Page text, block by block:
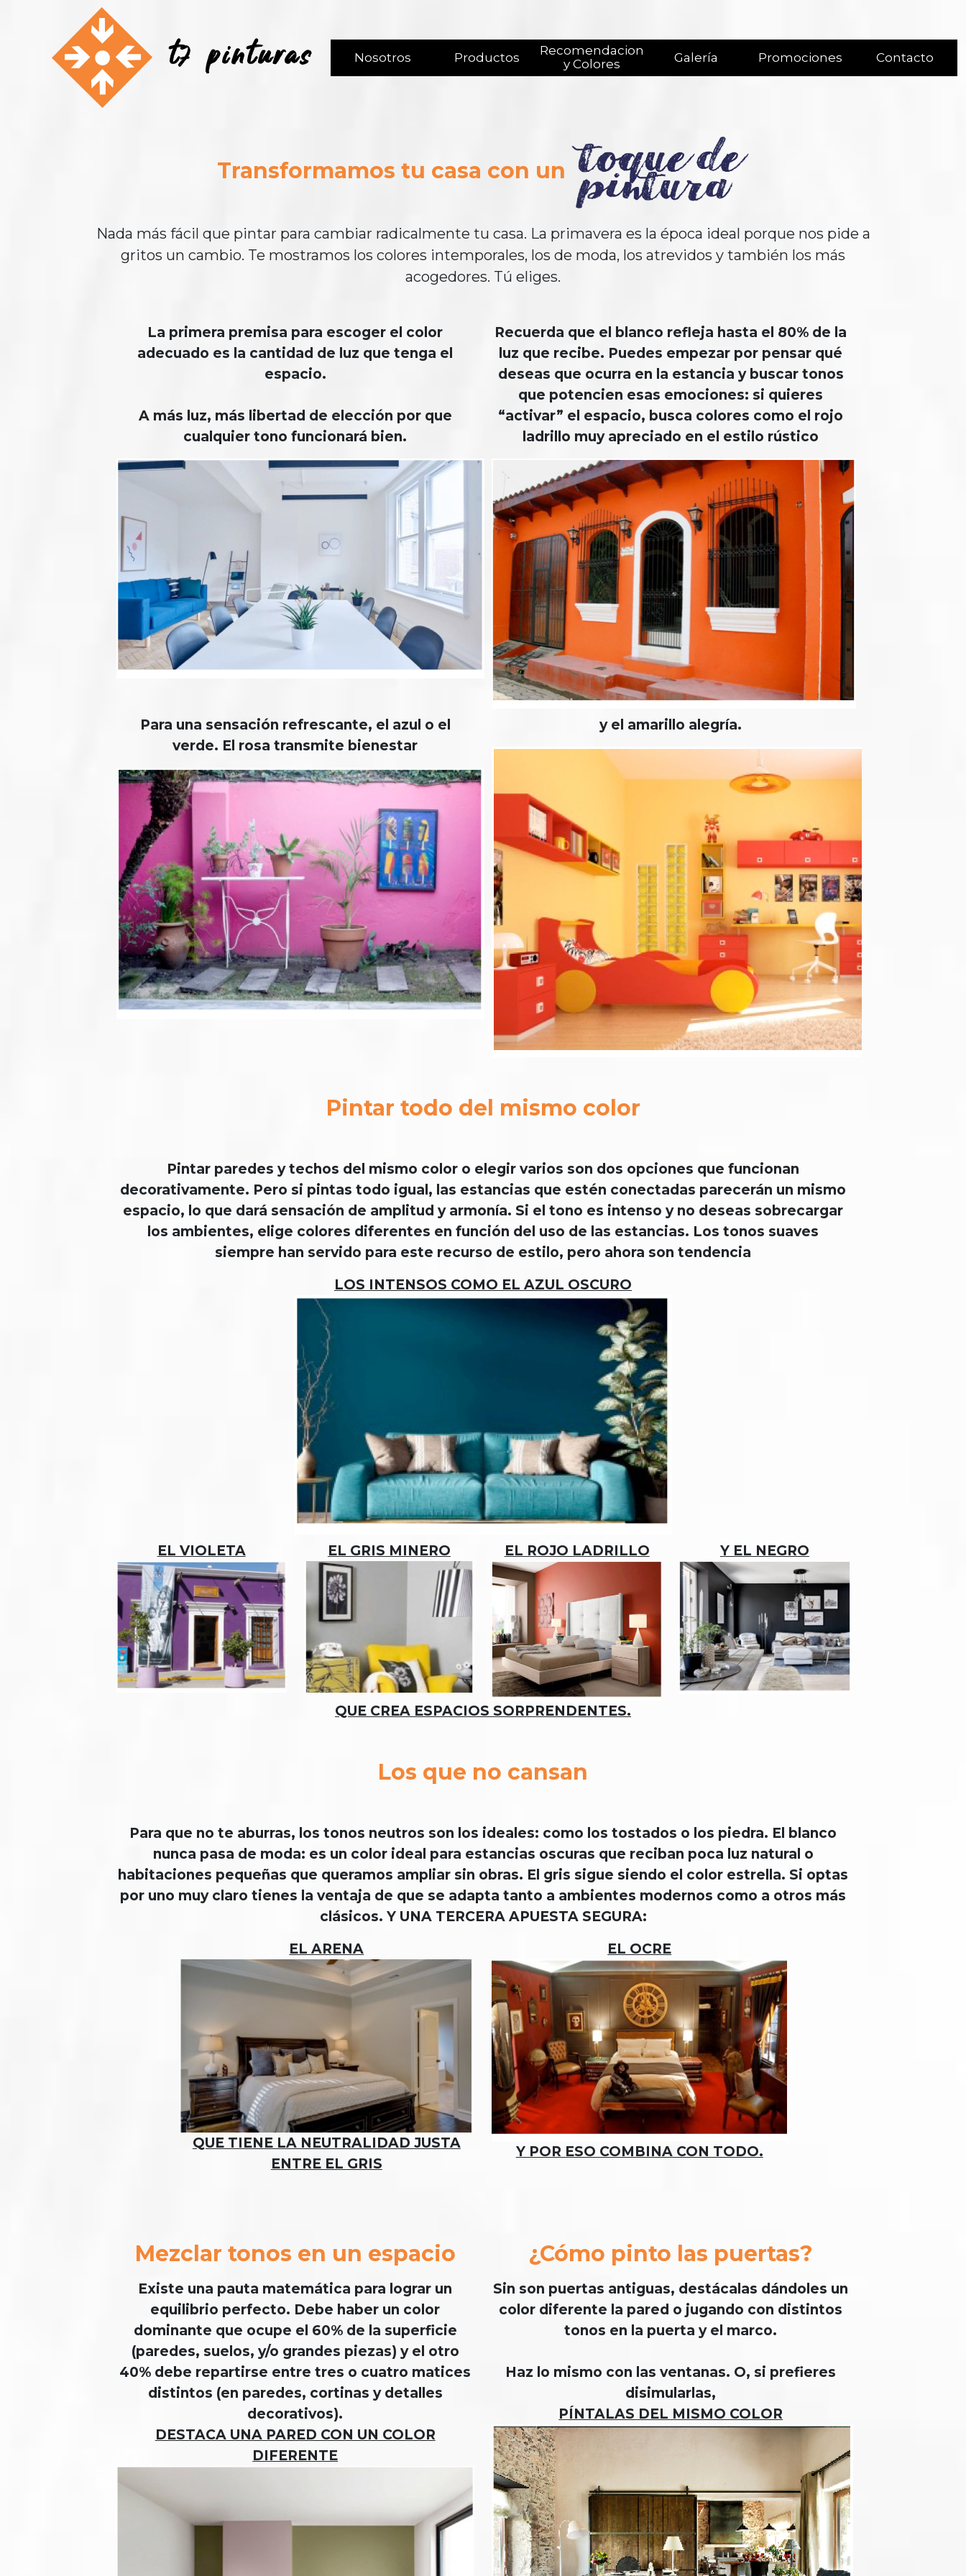
t7 pinturas Nosotros Productos
Recomendaciones
y Colores
Galería Promociones Contacto
Transformamos tu casa con un
Nada más fácil que pintar para cambiar radicalmente tu casa. La primavera es la época ideal porque nos pide a
gritos un cambio. Te mostramos los colores intemporales, los de moda, los atrevidos y también los más
acogedores. Tú eliges.
La primera premisa para escoger el color
adecuado es la cantidad de luz que tenga el
espacio.
A más luz, más libertad de elección por que
cualquier tono funcionará bien.
Recuerda que el blanco refleja hasta el 80% de la
luz que recibe. Puedes empezar por pensar qué
deseas que ocurra en la estancia y buscar tonos
que potencien esas emociones: si quieres
“activar” el espacio, busca colores como el rojo
ladrillo muy apreciado en el estilo rústico
Para una sensación refrescante, el azul o el
verde. El rosa transmite bienestar
y el amarillo alegría.
Pintar todo del mismo color
Pintar paredes y techos del mismo color o elegir varios son dos opciones que funcionan
decorativamente. Pero si pintas todo igual, las estancias que estén conectadas parecerán un mismo
espacio, lo que dará sensación de amplitud y armonía. Si el tono es intenso y no deseas sobrecargar
los ambientes, elige colores diferentes en función del uso de las estancias. Los tonos suaves
siempre han servido para este recurso de estilo, pero ahora son tendencia
LOS INTENSOS COMO EL AZUL OSCURO
EL VIOLETA EL GRIS MINERO EL ROJO LADRILLO Y EL NEGRO
QUE CREA ESPACIOS SORPRENDENTES.
Los que no cansan
Para que no te aburras, los tonos neutros son los ideales: como los tostados o los piedra. El blanco
nunca pasa de moda: es un color ideal para estancias oscuras que reciban poca luz natural o
habitaciones pequeñas que queramos ampliar sin obras. El gris sigue siendo el color estrella. Si optas
por uno muy claro tienes la ventaja de que se adapta tanto a ambientes modernos como a otros más
clásicos. Y UNA TERCERA APUESTA SEGURA:
EL ARENA
QUE TIENE LA NEUTRALIDAD JUSTA
ENTRE EL GRIS
EL OCRE
Y POR ESO COMBINA CON TODO.
Mezclar tonos en un espacio
Existe una pauta matemática para lograr un
equilibrio perfecto. Debe haber un color
dominante que ocupe el 60% de la superficie
(paredes, suelos, y/o grandes piezas) y el otro
40% debe repartirse entre tres o cuatro matices
distintos (en paredes, cortinas y detalles
decorativos).
DESTACA UNA PARED CON UN COLOR
DIFERENTE
¿Cómo pinto las puertas?
Sin son puertas antiguas, destácalas dándoles un
color diferente la pared o jugando con distintos
tonos en la puerta y el marco.
Haz lo mismo con las ventanas. O, si prefieres
disimularlas,
PÍNTALAS DEL MISMO COLOR